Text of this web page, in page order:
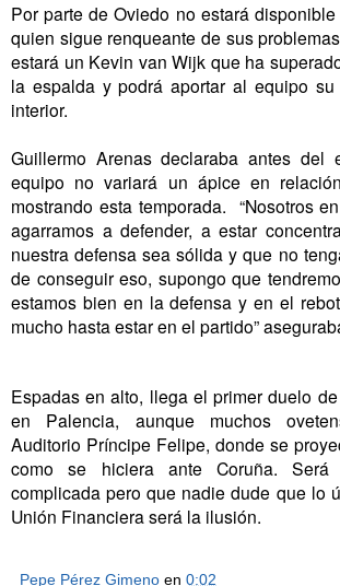
Por parte de Oviedo no estará
quien sigue renqueante de sus
estará un Kevin van Wijk que ha
la espalda y podrá aportar al equipo
interior.
Guillermo Arenas declaraba antes del
equipo no variará un ápice en
mostrando esta temporada. “Nosotros
agarramos a defender, a estar
nuestra defensa sea sólida y que no
de conseguir eso, supongo que
estamos bien en la defensa y en el
mucho hasta estar en el partido”
Espadas en alto, llega el primer duelo
en Palencia, aunque muchos
Auditorio Príncipe Felipe, donde se
como se hiciera ante Coruña. Será
complicada pero que nadie dude que lo
Unión Financiera será la ilusión.
Pepe Pérez Gimeno en 0:02